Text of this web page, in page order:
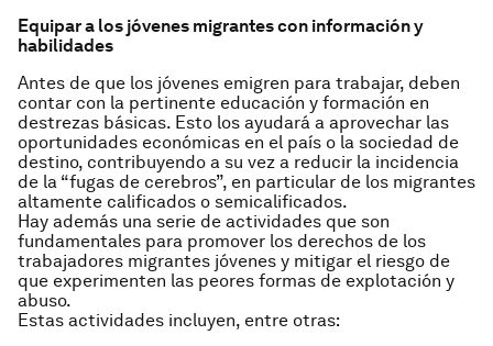
Equipar a los jóvenes migrantes con información y
habilidades
Antes de que los jóvenes emigren para trabajar, deben
contar con la pertinente educación y formación en
destrezas básicas. Esto los ayudará a aprovechar las
oportunidades económicas en el país o la sociedad de
destino, contribuyendo a su vez a reducir la incidencia
de la “fugas de cerebros”, en particular de los migrantes
altamente calificados o semicalificados.
Hay además una serie de actividades que son
fundamentales para promover los derechos de los
trabajadores migrantes jóvenes y mitigar el riesgo de
que experimenten las peores formas de explotación y
abuso.
Estas actividades incluyen, entre otras: